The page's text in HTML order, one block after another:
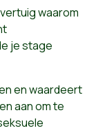
waarom
je stage
en waardeert
aan om te